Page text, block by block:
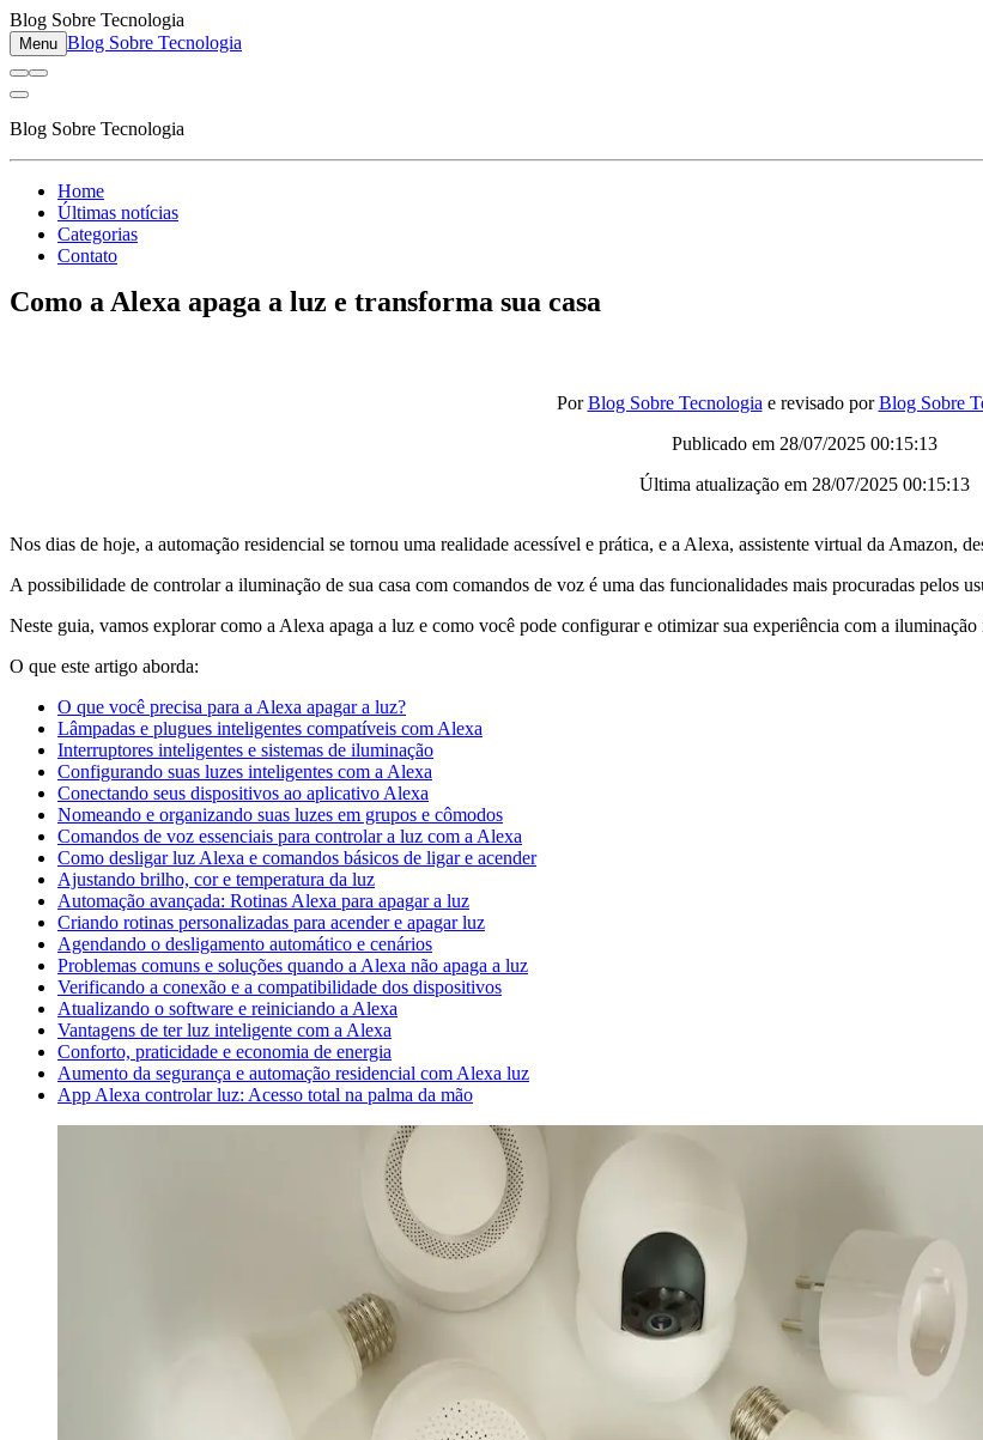
Blog Sobre Tecnologia
Menu Blog Sobre Tecnologia
Blog Sobre Tecnologia
Home
Últimas notícias
Categorias
Contato
Como a Alexa apaga a luz e transforma sua casa
PorBlog Sobre Tecnologia e revisado porBlog Sobre
Publicado em 28/07/2025 00:15:13
Última atualização em 28/07/2025 00:15:13
Nos dias de hoje, a automação residencial se tornou uma realidade acessível e prática, e a Alexa, assistente virtual da Amazon,
A possibilidade de controlar a iluminação de sua casa com comandos de voz é uma das funcionalidades mais procuradas pelos
Neste guia, vamos explorar como a Alexa apaga a luz e como você pode configurar e otimizar sua experiência com a iluminação
O que este artigo aborda:
O que você precisa para a Alexa apagar a luz?
Lâmpadas e plugues inteligentes compatíveis com Alexa
Interruptores inteligentes e sistemas de iluminação
Configurando suas luzes inteligentes com a Alexa
Conectando seus dispositivos ao aplicativo Alexa
Nomeando e organizando suas luzes em grupos e cômodos
Comandos de voz essenciais para controlar a luz com a Alexa
Como desligar luz Alexa e comandos básicos de ligar e acender
Ajustando brilho, cor e temperatura da luz
Automação avançada: Rotinas Alexa para apagar a luz
Criando rotinas personalizadas para acender e apagar luz
Agendando o desligamento automático e cenários
Problemas comuns e soluções quando a Alexa não apaga a luz
Verificando a conexão e a compatibilidade dos dispositivos
Atualizando o software e reiniciando a Alexa
Vantagens de ter luz inteligente com a Alexa
Conforto, praticidade e economia de energia
Aumento da segurança e automação residencial com Alexa luz
App Alexa controlar luz: Acesso total na palma da mão